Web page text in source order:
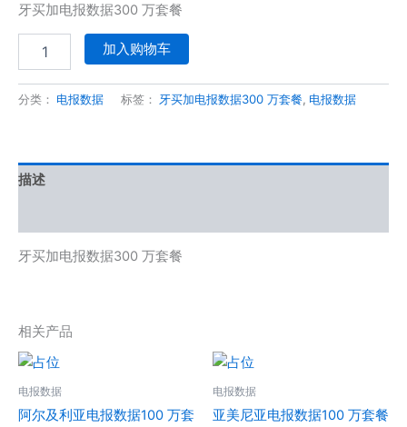
牙买加电报数据300 万套餐
餐
数
加入购物车
分类： 电报数据 标签： 牙买加电报数据300 万套餐, 电报数据
描述
牙买加电报数据300 万套餐
相关产品
电报数据
阿尔及利亚电报数据100 万套
电报数据
亚美尼亚电报数据100 万套餐